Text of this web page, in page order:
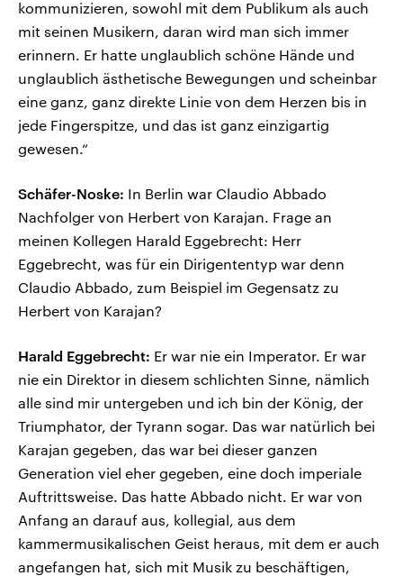
kommunizieren, sowohl mit dem Publikum als auch
mit seinen Musikern, daran wird man sich immer
erinnern. Er hatte unglaublich schöne Hände und
unglaublich ästhetische Bewegungen und scheinbar
eine ganz, ganz direkte Linie von dem Herzen bis in
jede Fingerspitze, und das ist ganz einzigartig
gewesen.“
Schäfer-Noske: In Berlin war Claudio Abbado
Nachfolger von Herbert von Karajan. Frage an
meinen Kollegen Harald Eggebrecht: Herr
Eggebrecht, was für ein Dirigententyp war denn
Claudio Abbado, zum Beispiel im Gegensatz zu
Herbert von Karajan?
Harald Eggebrecht: Er war nie ein Imperator. Er war
nie ein Direktor in diesem schlichten Sinne, nämlich
alle sind mir untergeben und ich bin der König, der
Triumphator, der Tyrann sogar. Das war natürlich bei
Karajan gegeben, das war bei dieser ganzen
Generation viel eher gegeben, eine doch imperiale
Auftrittsweise. Das hatte Abbado nicht. Er war von
Anfang an darauf aus, kollegial, aus dem
kammermusikalischen Geist heraus, mit dem er auch
angefangen hat, sich mit Musik zu beschäftigen,